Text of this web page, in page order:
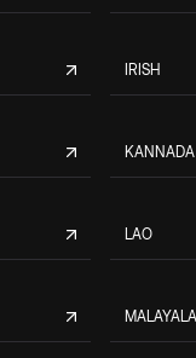
IRISH
KANNADA
LAO